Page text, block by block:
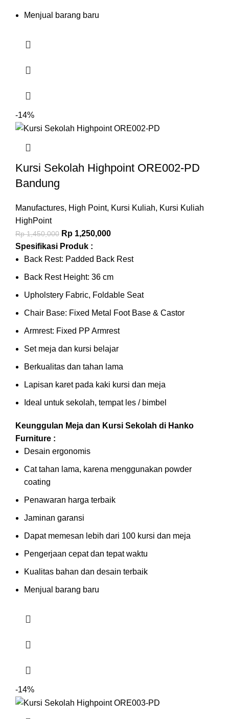
Menjual barang baru
-14%
Kursi Sekolah Highpoint ORE002-PD
Bandung
Manufactures, High Point, Kursi Kuliah, Kursi Kuliah
HighPoint
Rp1,450,000 Rp 1,250,000
Spesifikasi Produk :
Back Rest: Padded Back Rest
Back Rest Height: 36 cm
Upholstery Fabric, Foldable Seat
Chair Base: Fixed Metal Foot Base & Castor
Armrest: Fixed PP Armrest
Set meja dan kursi belajar
Berkualitas dan tahan lama
Lapisan karet pada kaki kursi dan meja
Ideal untuk sekolah, tempat les / bimbel
Keunggulan Meja dan Kursi Sekolah di Hanko
Furniture :
Desain ergonomis
Cat tahan lama, karena menggunakan powder
coating
Penawaran harga terbaik
Jaminan garansi
Dapat memesan lebih dari 100 kursi dan meja
Pengerjaan cepat dan tepat waktu
Kualitas bahan dan desain terbaik
Menjual barang baru
-14%